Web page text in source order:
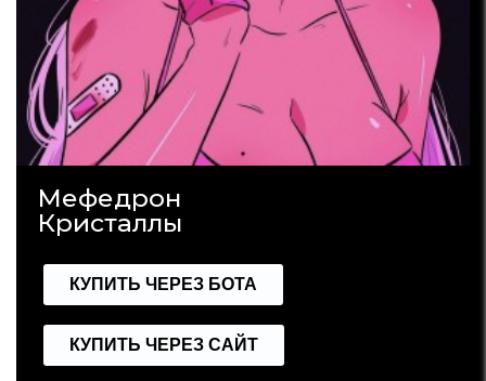
Мефедрон
Кристаллы
КУПИТЬ ЧЕРЕЗ БОТА
КУПИТЬ ЧЕРЕЗ САЙТ